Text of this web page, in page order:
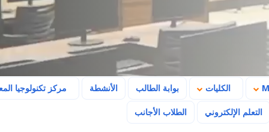
الكليات بوابة الطالب الأنشطة مركز تكنولوجيا
التعلم الإلكتروني الطلاب الأجانب